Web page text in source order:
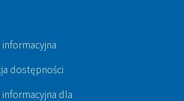
dostępności
informacyjna dla